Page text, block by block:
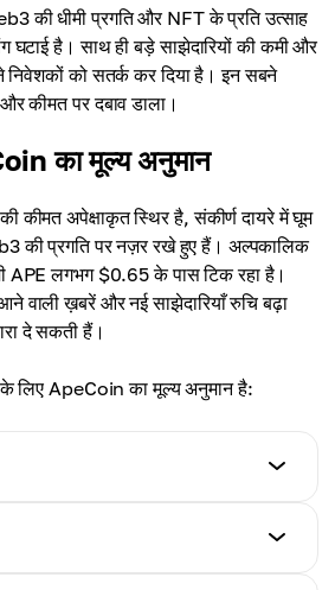
की धीमी प्रगति और NFT के प्रति उत्साह
है। साथ ही बड़े साझेदारियों की कमी और
निवेशकों को सतर्क कर दिया है। इन सबने
कीमत पर दबाव डाला।
का मूल्य अनुमान
कीमत अपेक्षाकृत स्थिर है, संकीर्ण दायरे में घूम
की प्रगति पर नज़र रखे हुए हैं। अल्पकालिक
APE लगभग $0.65 के पास टिक रहा है।
वाली ख़बरें और नई साझेदारियाँ रुचि बढ़ा
दे सकती हैं।
लिए ApeCoin का मूल्य अनुमान है: